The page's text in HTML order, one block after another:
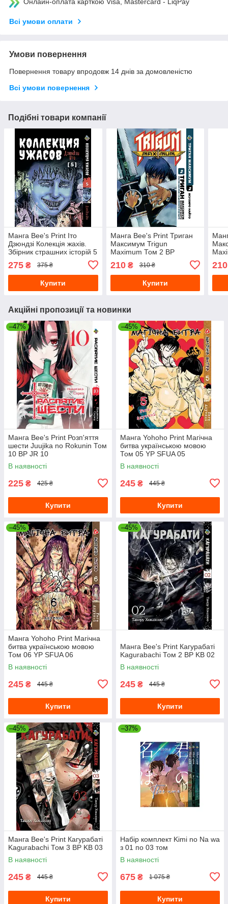
Онлайн-оплата карткою Visa, Mastercard - LiqPay
Всі умови оплати
Умови повернення
Повернення товару впродовж 14 днів за домовленістю
Всі умови повернення
Подібні товари компанії
Манга Bee's Print Іто
Дзюндзі Колекція жахів.
Збірник страшних історій 5
275 ₴ 375 ₴
Купити
Манга Bee's Print Триган
Максимум Trigun
Maximum Том 2 BP
210₴ 310 ₴
Купити
210
Акційні пропозиції та новинки
–47%
Манга Bee's Print Розп'яття
шести Juujika no Rokunin Том
10 BP JR 10
В наявності
225 ₴ 425 ₴
Купити
–45%
Манга Yohoho Print Магічна
битва українською мовою
Том 05 YP SFUA 05
В наявності
245 ₴ 445 ₴
Купити
–45%
Манга Yohoho Print Магічна
битва українською мовою
Том 06 YP SFUA 06
В наявності
245 ₴ 445 ₴
Купити
–45%
Манга Bee's Print Кагурабаті
Kagurabachi Том 2 BP KB 02
В наявності
245 ₴ 445 ₴
Купити
–45%
Манга Bee's Print Кагурабаті
Kagurabachi Том 3 BP KB 03
В наявності
245 ₴ 445 ₴
Купити
–37%
Набір комплект Kimi no Na wa
з 01 по 03 том
В наявності
675 ₴ 1 075 ₴
Купити